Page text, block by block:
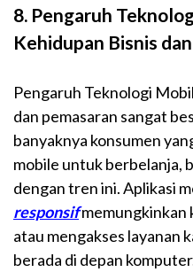
8. Pengaruh
Kehidupan Bisnis
Pengaruh Teknologi
dan pemasaran sangat
banyaknya konsumen
mobile untuk berbelanja,
dengan tren ini. Aplikasi
responsifmemungkinkan
atau mengakses layanan
berada di depan